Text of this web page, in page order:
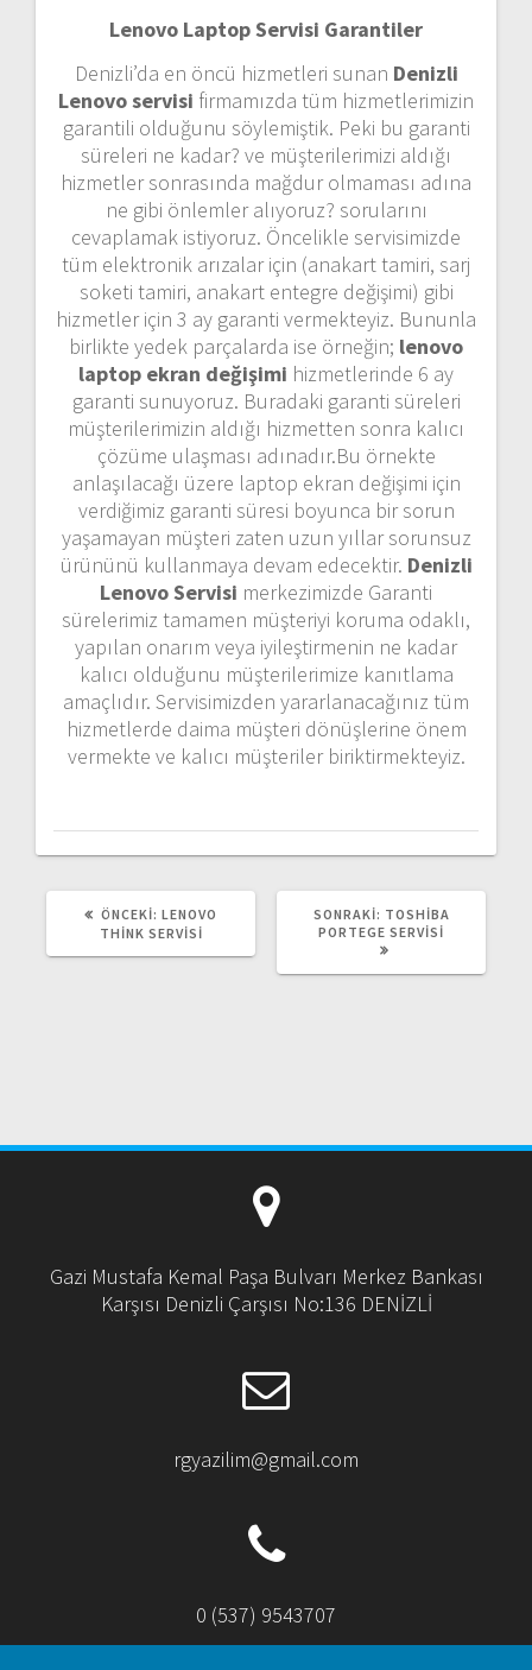
Lenovo Laptop Servisi Garantiler
Denizli’da en öncü hizmetleri sunan Denizli
Lenovo servisi firmamızda tüm hizmetlerimizin
garantili olduğunu söylemiştik. Peki bu garanti
süreleri ne kadar? ve müşterilerimizi aldığı
hizmetler sonrasında mağdur olmaması adına
ne gibi önlemler alıyoruz? sorularını
cevaplamak istiyoruz. Öncelikle servisimizde
tüm elektronik arızalar için (anakart tamiri, sarj
soketi tamiri, anakart entegre değişimi) gibi
hizmetler için 3 ay garanti vermekteyiz. Bununla
birlikte yedek parçalarda ise örneğin; lenovo
laptop ekran değişimi hizmetlerinde 6 ay
garanti sunuyoruz. Buradaki garanti süreleri
müşterilerimizin aldığı hizmetten sonra kalıcı
çözüme ulaşması adınadır.Bu örnekte
anlaşılacağı üzere laptop ekran değişimi için
verdiğimiz garanti süresi boyunca bir sorun
yaşamayan müşteri zaten uzun yıllar sorunsuz
ürününü kullanmaya devam edecektir. Denizli
Lenovo Servisi merkezimizde Garanti
sürelerimiz tamamen müşteriyi koruma odaklı,
yapılan onarım veya iyileştirmenin ne kadar
kalıcı olduğunu müşterilerimize kanıtlama
amaçlıdır. Servisimizden yararlanacağınız tüm
hizmetlerde daima müşteri dönüşlerine önem
vermekte ve kalıcı müşteriler biriktirmekteyiz.
ÖNCEKI: ÖNCEKI
YAZI:
LENOVO
THINK SERVISI
SONRAKI: SONRAKI
YAZI:
TOSHIBA
PORTEGE SERVISI
Gazi Mustafa Kemal Paşa Bulvarı Merkez Bankası
Karşısı Denizli Çarşısı No:136 DENİZLİ
rgyazilim@gmail.com
0 (537) 9543707